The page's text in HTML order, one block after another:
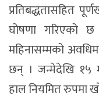
प्रतिबद्धतासहित
घोषणा गरिएको
महिनासम्मको
छन् । जन्मेदेखि १५
हाल नियमित रुपमा